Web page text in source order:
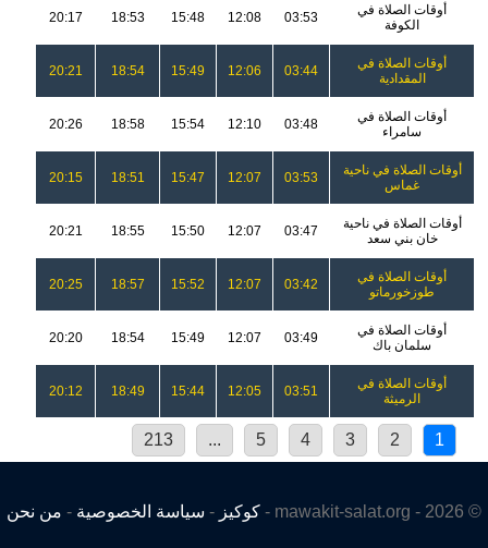
أوقات الصلاة في
الكوفة
03:53
12:08
15:48
18:53
20:17
أوقات الصلاة في
المقدادية
03:44
12:06
15:49
18:54
20:21
أوقات الصلاة في
سامراء
03:48
12:10
15:54
18:58
20:26
أوقات الصلاة في ناحية
غماس
03:53
12:07
15:47
18:51
20:15
أوقات الصلاة في ناحية
خان بني سعد
03:47
12:07
15:50
18:55
20:21
أوقات الصلاة في
طوزخورماتو
03:42
12:07
15:52
18:57
20:25
أوقات الصلاة في
سلمان باك
03:49
12:07
15:49
18:54
20:20
أوقات الصلاة في
الرميثة
03:51
12:05
15:44
18:49
20:12
1
2
3
4
5
...
213
© 2026 - mawakit-salat.org - كوكيز - سياسة الخصوصية - من نحن